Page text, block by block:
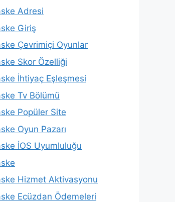
Adresi
Giriş
Çevrimiçi Oyunlar
Skor Özelliği
İhtiyaç Eşleşmesi
Tv Bölümü
Popüler Site
Oyun Pazarı
İOS Uyumluluğu
Hizmet Aktivasyonu
Ecüzdan Ödemeleri